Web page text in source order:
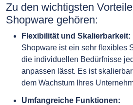
Zu den wichtigsten
Shopware gehören:
Flexibilität und Skalierbarkeit:
Shopware ist ein sehr flexibles
die individuellen Bedürfnisse
anpassen lässt. Es ist
dem Wachstum Ihres
Umfangreiche Funktionen: